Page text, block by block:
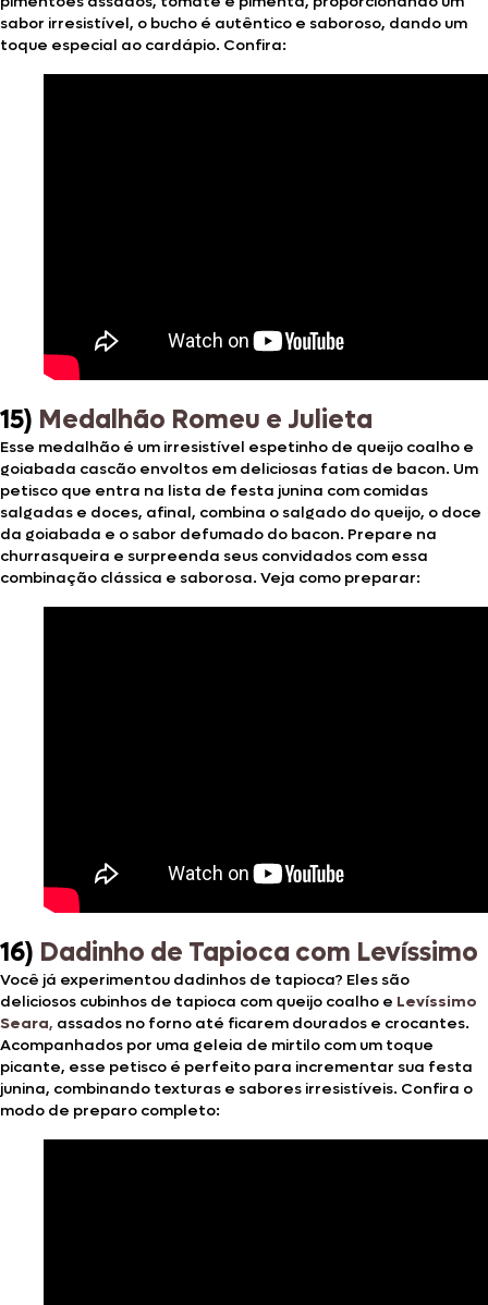
sabor irresistível, o bucho é autêntico e saboroso, dando um
toque especial ao cardápio. Confira:
15) Medalhão Romeu e Julieta
Esse medalhão é um irresistível espetinho de queijo coalho e
goiabada cascão envoltos em deliciosas fatias de bacon. Um
petisco que entra na lista de festa junina com comidas
salgadas e doces, afinal, combina o salgado do queijo, o doce
da goiabada e o sabor defumado do bacon. Prepare na
churrasqueira e surpreenda seus convidados com essa
combinação clássica e saborosa. Veja como preparar:
16) Dadinho de Tapioca com Levíssimo
Você já experimentou dadinhos de tapioca? Eles são
deliciosos cubinhos de tapioca com queijo coalho e Levíssimo
Seara, assados no forno até ficarem dourados e crocantes.
Acompanhados por uma geleia de mirtilo com um toque
picante, esse petisco é perfeito para incrementar sua festa
junina, combinando texturas e sabores irresistíveis. Confira o
modo de preparo completo: